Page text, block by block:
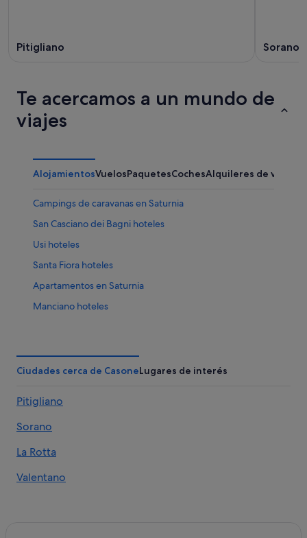
Pitigliano Sorano
Te acercamos a un mundo de
viajes
AlojamientosVuelosPaquetesCochesAlquileres de
Campings de caravanas en Saturnia
San Casciano dei Bagni hoteles
Usi hoteles
Santa Fiora hoteles
Apartamentos en Saturnia
Manciano hoteles
Abbadia San Salvatore hoteles
Posadas en Saturnia
Semproniano hoteles
Hoteles cerca de Fortaleza de los Orsini
Hoteles de 4 estrellas en Saturnia
Ciudades cerca de CasoneLugares de interés
Pitigliano
Sorano
La Rotta
Valentano